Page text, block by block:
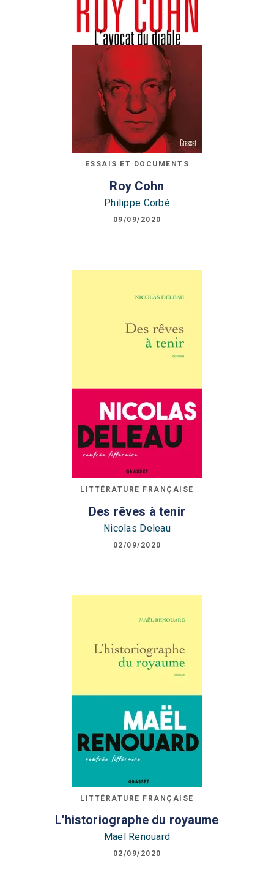
ESSAIS ET DOCUMENTS
Roy Cohn
Philippe Corbé
09/09/2020
LITTÉRATURE FRANÇAISE
Des rêves à tenir
Nicolas Deleau
02/09/2020
LITTÉRATURE FRANÇAISE
L'historiographe du royaume
Maël Renouard
02/09/2020